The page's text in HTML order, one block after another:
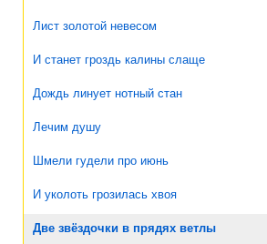
Лист золотой невесом
И станет гроздь калины слаще
Дождь линует нотный стан
Лечим душу
Шмели гудели про июнь
И уколоть грозилась хвоя
Две звёздочки в прядях ветлы